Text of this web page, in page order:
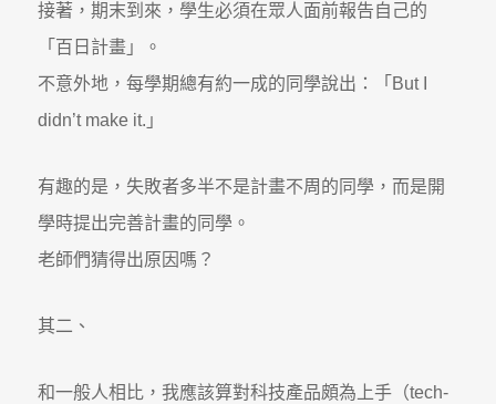
接著，期末到來，學生必須在眾人面前報告自己的
「百日計畫」。
不意外地，每學期總有約一成的同學說出：「But I
didn’t make it.」
有趣的是，失敗者多半不是計畫不周的同學，而是開
學時提出完善計畫的同學。
老師們猜得出原因嗎？
其二、
和一般人相比，我應該算對科技產品頗為上手（tech-